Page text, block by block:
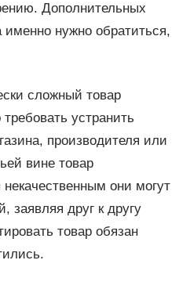
Дополнительных
именно нужно обратиться,
сложный товар
устранить
производителя или
вине товар
они могут
заявляя друг к другу
товар обязан